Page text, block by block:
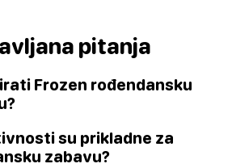
pitanja
Frozen rođendansku
su prikladne za
zabavu?